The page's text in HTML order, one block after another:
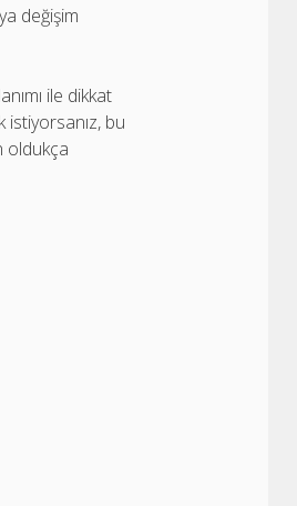
değişim
ile dikkat
bu
oldukça